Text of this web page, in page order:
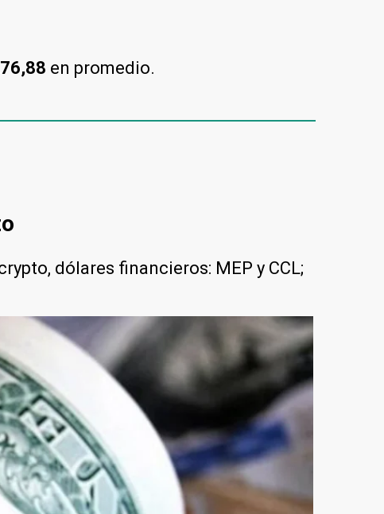
en promedio.
dólares financieros: MEP y CCL;